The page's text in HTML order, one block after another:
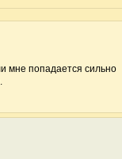
мне попадается сильно